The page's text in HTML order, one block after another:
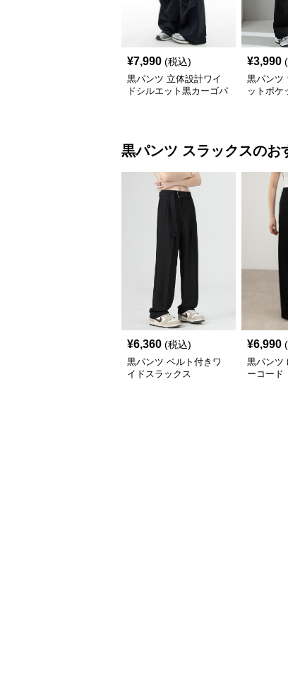
¥7,990 (税込)
黒パンツ 立体設計ワイ
ドシルエット黒カーゴパ
¥3,990
黒パンツ
ットポケ
黒パンツ スラックスのお
¥6,360 (税込)
黒パンツ ベルト付きワ
イドスラックス
¥6,990
黒パンツ
ーコード